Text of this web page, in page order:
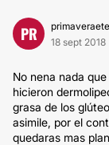
PR
18 sept 2018
No nena nada
hicieron
grasa de los
asimile, por el
quedaras mas